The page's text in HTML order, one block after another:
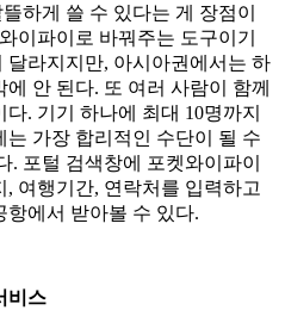
하게 쓸 수 있다는 게 장점이
이파이로 바꿔주는 도구이기
라지지만, 아시아권에서는 하
안 된다. 또 여러 사람이 함께
. 기기 하나에 최대 10명까지
가장 합리적인 수단이 될 수
. 포털 검색창에 포켓와이파이
여행기간, 연락처를 입력하고
항에서 받아볼 수 있다.
비스